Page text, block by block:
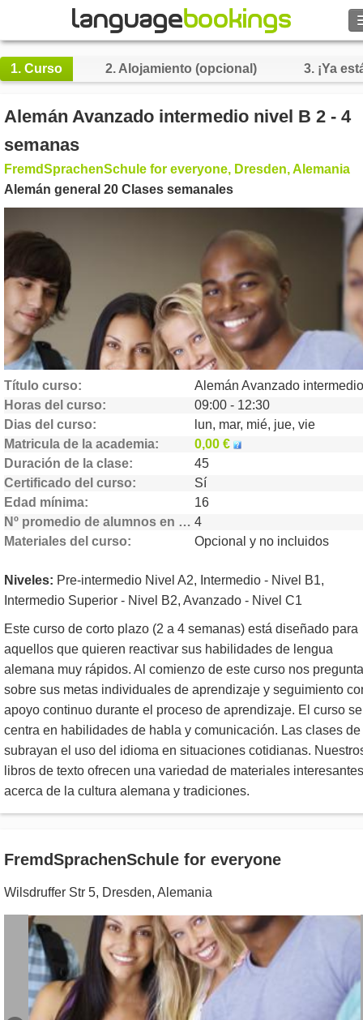
Identifícate
€
Idioma
1. Curso 2.Alojamiento (opcional) 3. ¡Ya
Alemán Avanzado intermedio nivel B 2 - 4
semanas
FremdSprachenSchule for everyone, Dresden, Alemania
Alemán general 20 Clases semanales
Título curso
Horas del curso
09:00 - 12:30
Dias del curso
lun, mar, mié, jue, vie
Matricula de la academia
0,00 €
Duración de la clase
45
Certificado del curso
Sí
Edad mínima
16
Nº promedio de alumnos en clase 4
Materiales del curso
Opcional y no incluidos
Niveles: Pre-intermedio Nivel A2, Intermedio - Nivel B1,
Intermedio Superior - Nivel B2, Avanzado - Nivel C1
Este curso de corto plazo (2 a 4 semanas) está diseñado para
aquellos que quieren reactivar sus habilidades de lengua
alemana muy rápidos. Al comienzo de este curso nos
sobre sus metas individuales de aprendizaje y seguimiento
apoyo continuo durante el proceso de aprendizaje. El curso se
centra en habilidades de habla y comunicación. Las clases de
subrayan el uso del idioma en situaciones cotidianas.
libros de texto ofrecen una variedad de materiales interesantes
acerca de la cultura alemana y tradiciones.
FremdSprachenSchule for everyone
Wilsdruffer Str 5, Dresden, Alemania